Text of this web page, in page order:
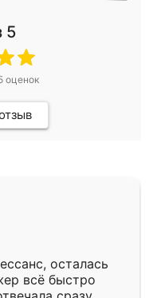
5
оценок
осталась
всё быстро